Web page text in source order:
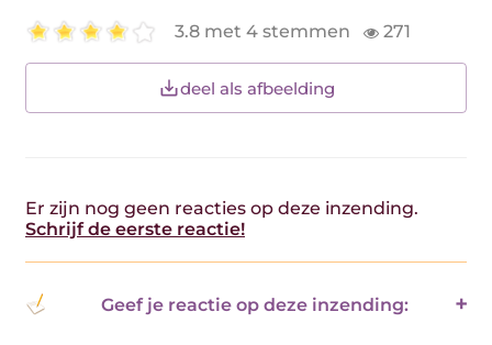
3.8 met 4 stemmen 271
deel als afbeelding
Er zijn nog geen reacties op deze inzending.
Schrijf de eerste reactie!
Geef je reactie op deze inzending: